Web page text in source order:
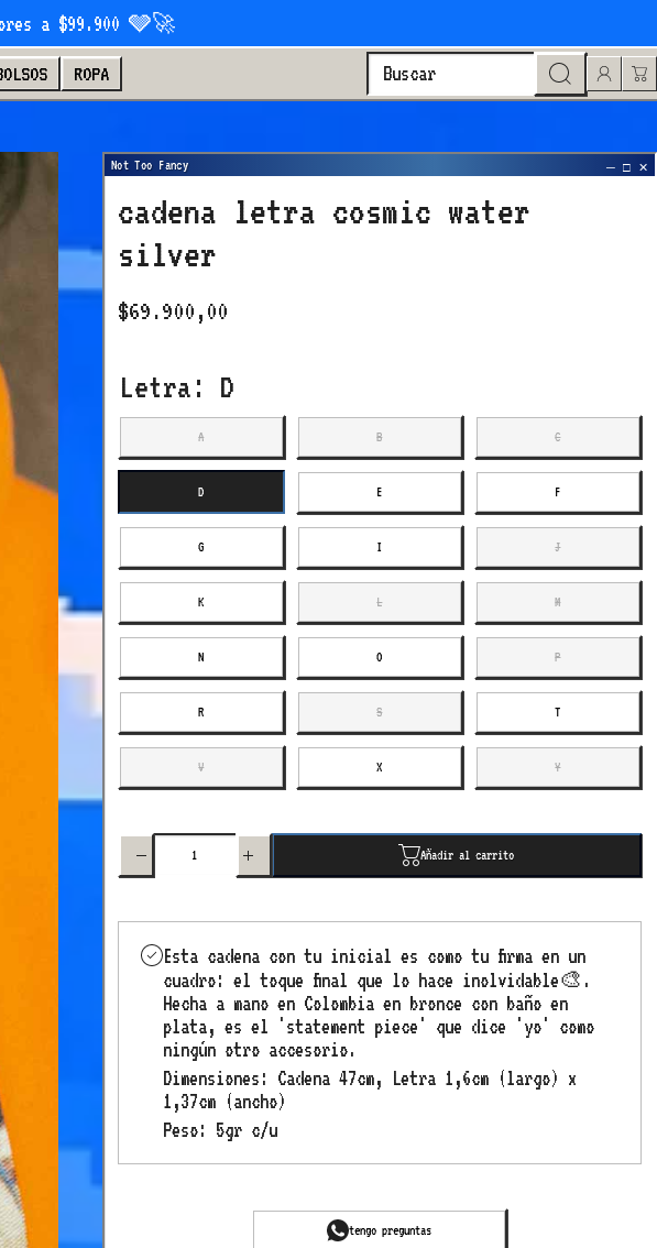
a $99.900 🩶🚀
ROPA Buscar
cadena letra cosmic water
silver
$69.900,00
Letra: D
A
A
B
B
C
C
D
E
E
F
F
G
G
I
I
J
J
K
K
L
L
M
M
N
N
O
O
P
P
R
R
S
S
T
T
V
X Y
para
cosmic
para
cosmic
Añadir al carrito
Esta cadena con tu inicial es como tu firma en un
cuadro: el toque final que lo hace inolvidable🎨.
Hecha a mano en Colombia en bronce con baño en
plata, es el 'statement piece' que dice 'yo' como
ningún otro accesorio.
Dimensiones: Cadena 47cm, Letra 1,6cm (largo) x
1,37cm (ancho)
Peso: 5gr c/u
tengo preguntas